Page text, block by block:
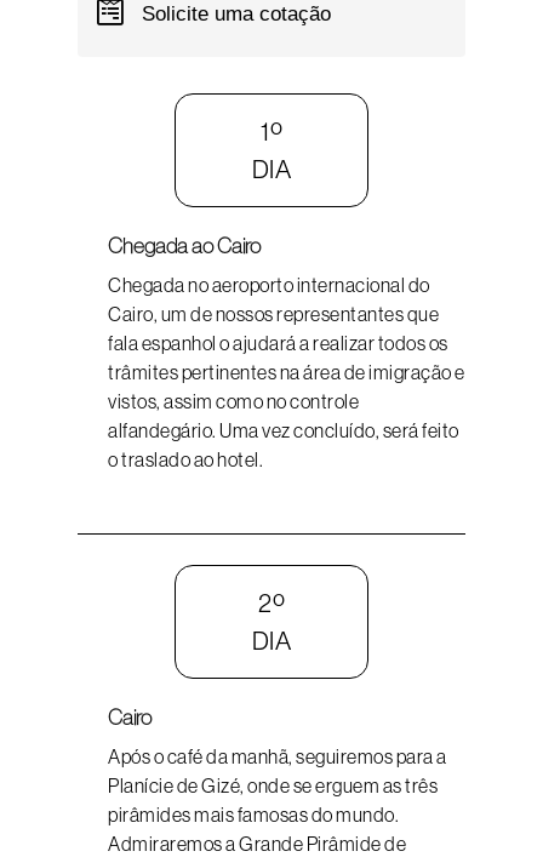
Solicite uma cotação
1º
DIA
Chegada ao Cairo
Chegada no aeroporto internacional do
Cairo, um de nossos representantes que
fala espanhol o ajudará a realizar todos os
trâmites pertinentes na área de imigração e
vistos, assim como no controle
alfandegário. Uma vez concluído, será feito
o traslado ao hotel.
2º
DIA
Cairo
Após o café da manhã, seguiremos para a
Planície de Gizé, onde se erguem as três
pirâmides mais famosas do mundo.
Admiraremos a Grande Pirâmide de